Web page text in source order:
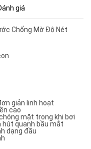
giá
Chống Mờ Độ Nét
giản linh hoạt
cao
mặt trong khi bơi
hút quanh bầu mắt
dạng đầu